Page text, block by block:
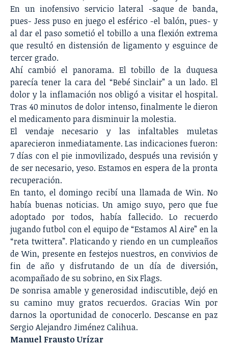
En un inofensivo servicio lateral -saque de banda,
pues- Jess puso en juego el esférico -el balón, pues- y
al dar el paso sometió el tobillo a una flexión extrema
que resultó en distensión de ligamento y esguince de
tercer grado.
Ahí cambió el panorama. El tobillo de la duquesa
parecía tener la cara del “Bebé Sinclair” a un lado. El
dolor y la inflamación nos obligó a visitar el hospital.
Tras 40 minutos de dolor intenso, finalmente le dieron
el medicamento para disminuir la molestia.
El vendaje necesario y las infaltables muletas
aparecieron inmediatamente. Las indicaciones fueron:
7 días con el pie inmovilizado, después una revisión y
de ser necesario, yeso. Estamos en espera de la pronta
recuperación.
En tanto, el domingo recibí una llamada de Win. No
había buenas noticias. Un amigo suyo, pero que fue
adoptado por todos, había fallecido. Lo recuerdo
jugando futbol con el equipo de “Estamos Al Aire” en la
“reta twittera”. Platicando y riendo en un cumpleaños
de Win, presente en festejos nuestros, en convivios de
fin de año y disfrutando de un día de diversión,
acompañado de su sobrino, en Six Flags.
De sonrisa amable y generosidad indiscutible, dejó en
su camino muy gratos recuerdos. Gracias Win por
darnos la oportunidad de conocerlo. Descanse en paz
Sergio Alejandro Jiménez Calihua.
Manuel Frausto Urízar